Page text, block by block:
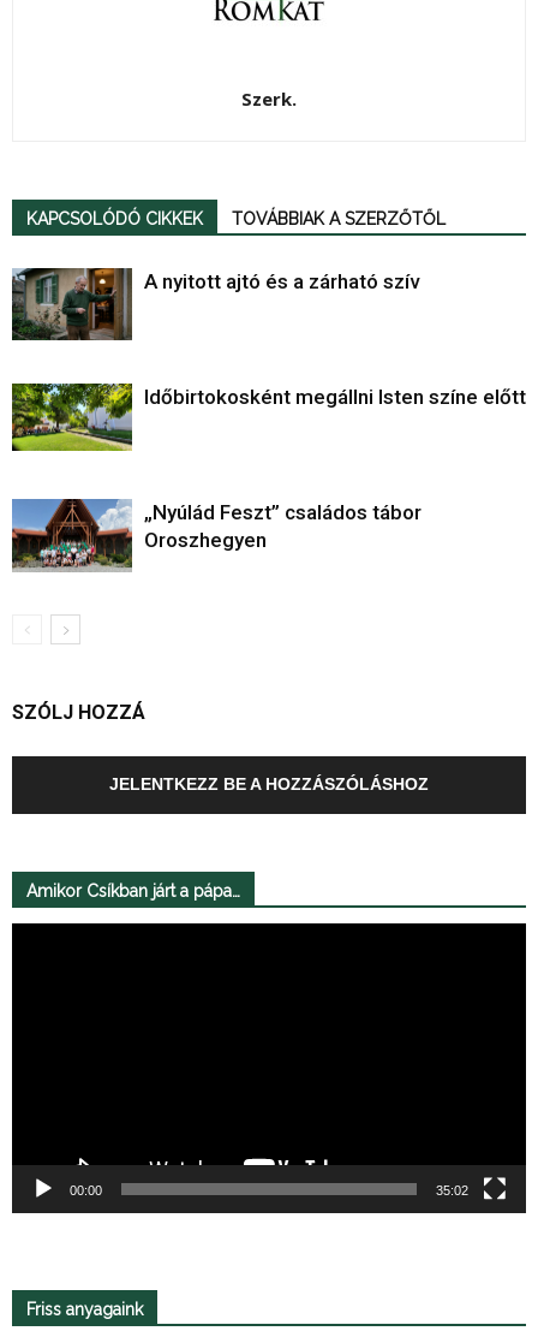
Szerk.
KAPCSOLÓDÓ CIKKEK TOVÁBBIAK A SZERZŐTŐL
A nyitott ajtó és a zárható szív
Időbirtokosként megállni Isten színe előtt
„Nyúlád Feszt” családos tábor
Oroszhegyen
SZÓLJ HOZZÁ
JELENTKEZZ BE A HOZZÁSZÓLÁSHOZ
Amikor Csíkban járt a pápa…
00:00 35:02
Friss anyagaink